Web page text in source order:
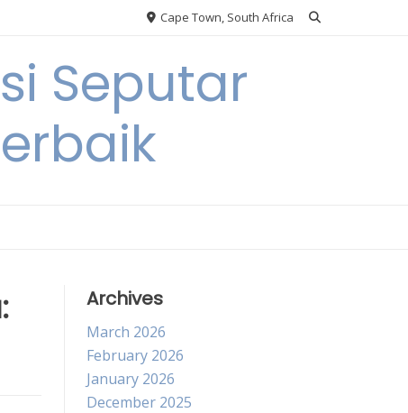
Cape Town, South Africa
Seputar
Archives
March 2026
February 2026
January 2026
December 2025